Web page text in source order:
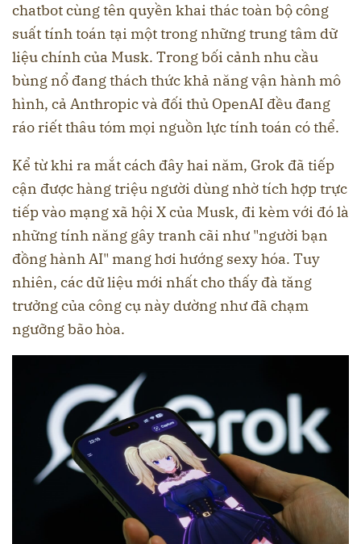
chatbot cùng tên quyền khai thác toàn bộ công
suất tính toán tại một trong những trung tâm dữ
liệu chính của Musk. Trong bối cảnh nhu cầu
bùng nổ đang thách thức khả năng vận hành mô
hình, cả Anthropic và đối thủ OpenAI đều đang
ráo riết thâu tóm mọi nguồn lực tính toán có thể.
Kể từ khi ra mắt cách đây hai năm, Grok đã tiếp
cận được hàng triệu người dùng nhờ tích hợp trực
tiếp vào mạng xã hội X của Musk, đi kèm với đó là
những tính năng gây tranh cãi như "người bạn
đồng hành AI" mang hơi hướng sexy hóa. Tuy
nhiên, các dữ liệu mới nhất cho thấy đà tăng
trưởng của công cụ này dường như đã chạm
ngưỡng bão hòa.